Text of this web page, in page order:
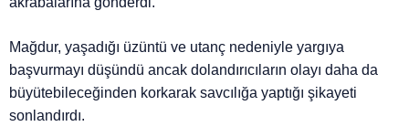
Mağdur, yaşadığı üzüntü ve utanç nedeniyle yargıya
başvurmayı düşündü ancak dolandırıcıların olayı daha da
büyütebileceğinden korkarak savcılığa yaptığı şikayeti
sonlandırdı.